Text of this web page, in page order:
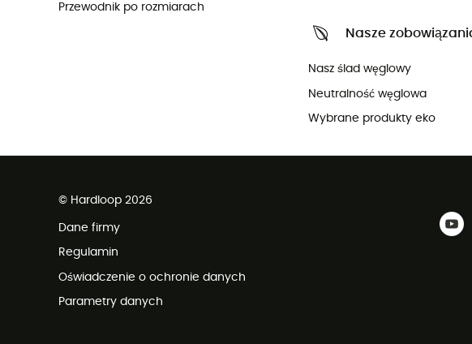
Przewodnik po rozmiarach
Nasze
Nasz ślad węglowy
Neutralność węglowa
Wybrane produkty eko
© Hardloop 2026
Dane firmy
Regulamin
Oświadczenie o ochronie danych
Parametry danych